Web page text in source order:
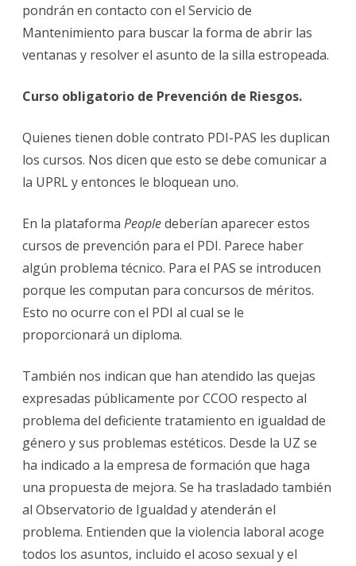
pondrán en contacto con el Servicio de
Mantenimiento para buscar la forma de abrir las
ventanas y resolver el asunto de la silla estropeada.
Curso obligatorio de Prevención de Riesgos.
Quienes tienen doble contrato PDI-PAS les duplican
los cursos. Nos dicen que esto se debe comunicar a
la UPRL y entonces le bloquean uno.
En la plataforma Peopledeberían aparecer estos
cursos de prevención para el PDI. Parece haber
algún problema técnico. Para el PAS se introducen
porque les computan para concursos de méritos.
Esto no ocurre con el PDI al cual se le
proporcionará un diploma.
También nos indican que han atendido las quejas
expresadas públicamente por CCOO respecto al
problema del deficiente tratamiento en igualdad de
género y sus problemas estéticos. Desde la UZ se
ha indicado a la empresa de formación que haga
una propuesta de mejora. Se ha trasladado también
al Observatorio de Igualdad y atenderán el
problema. Entienden que la violencia laboral acoge
todos los asuntos, incluido el acoso sexual y el